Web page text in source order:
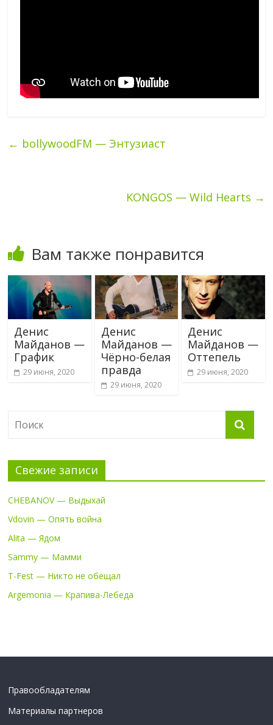
← bollywoodFM — Энтузиаст
KONGOS — Wild Hearts →
Вам также понравится
Денис
Майданов —
График
29 июня, 2020
Денис
Майданов —
Чёрно-белая
правда
29 июня, 2020
Денис
Майданов —
Оттепель
29 июня, 2020
Свежие записи
CHEBANOV — Выдыхай
Vdovin — Опять война
Alita — Ядом
Sammy — Мамми
T-Fest — Никто не обещал
Argemonia — Крапива-Лебеда
Правообладателям
Материалы партнеров